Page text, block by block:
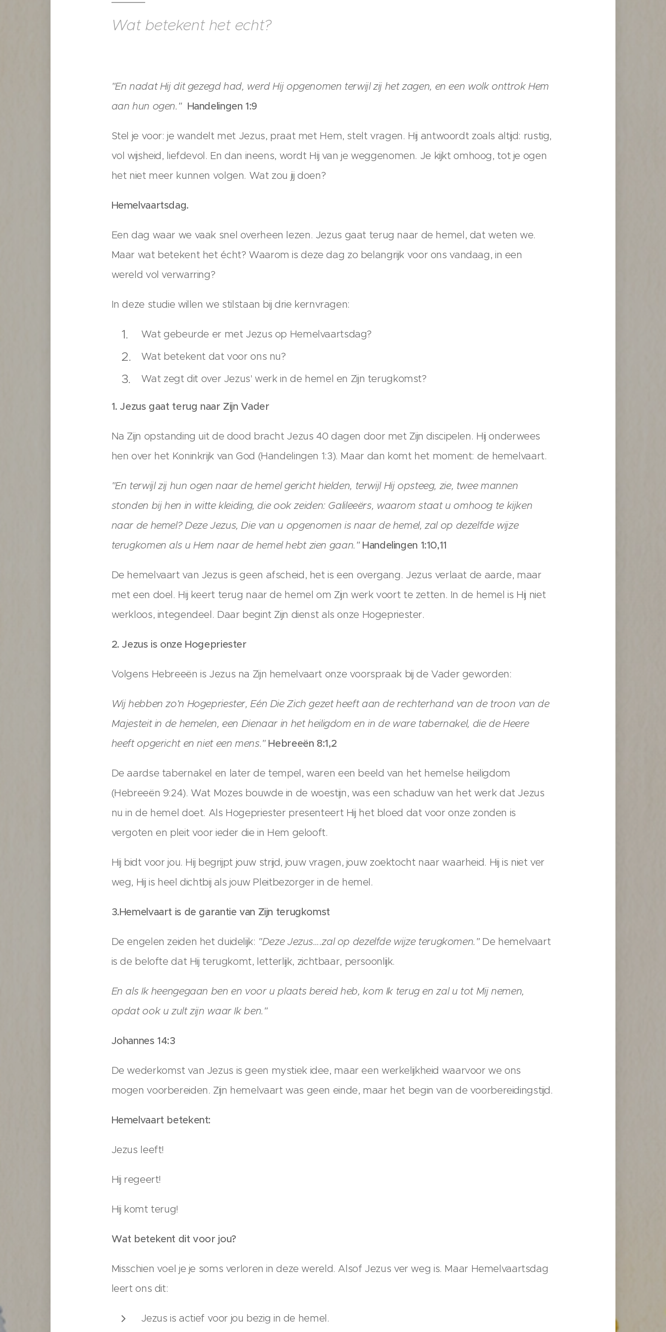
Wat betekent het echt?
"En nadat Hij dit gezegd had, werd Hij opgenomen terwijl zij het zagen, en een wolk onttrok Hem
aan hun ogen." Handelingen 1:9
Stel je voor: je wandelt met Jezus, praat met Hem, stelt vragen. Hij antwoordt zoals altijd: rustig,
vol wijsheid, liefdevol. En dan ineens, wordt Hij van je weggenomen. Je kijkt omhoog, tot je ogen
het niet meer kunnen volgen. Wat zou jij doen?
Hemelvaartsdag.
Een dag waar we vaak snel overheen lezen. Jezus gaat terug naar de hemel, dat weten we.
Maar wat betekent het écht? Waarom is deze dag zo belangrijk voor ons vandaag, in een
wereld vol verwarring?
In deze studie willen we stilstaan bij drie kernvragen:
Wat gebeurde er met Jezus op Hemelvaartsdag?
Wat betekent dat voor ons nu?
Wat zegt dit over Jezus' werk in de hemel en Zijn terugkomst?
1. Jezus gaat terug naar Zijn Vader
Na Zijn opstanding uit de dood bracht Jezus 40 dagen door met Zijn discipelen. Hij onderwees
hen over het Koninkrijk van God (Handelingen 1:3). Maar dan komt het moment: de hemelvaart.
"En terwijl zij hun ogen naar de hemel gericht hielden, terwijl Hij opsteeg, zie, twee mannen
stonden bij hen in witte kleiding, die ook zeiden: Galileeërs, waarom staat u omhoog te kijken
naar de hemel? Deze Jezus, Die van u opgenomen is naar de hemel, zal op dezelfde wijze
terugkomen als u Hem naar de hemel hebt zien gaan." Handelingen 1:10,11
De hemelvaart van Jezus is geen afscheid, het is een overgang. Jezus verlaat de aarde, maar
met een doel. Hij keert terug naar de hemel om Zijn werk voort te zetten. In de hemel is Hij niet
werkloos, integendeel. Daar begint Zijn dienst als onze Hogepriester.
2. Jezus is onze Hogepriester
Volgens Hebreeën is Jezus na Zijn hemelvaart onze voorspraak bij de Vader geworden:
Wij hebben zo'n Hogepriester, Eén Die Zich gezet heeft aan de rechterhand van de troon van de
Majesteit in de hemelen, een Dienaar in het heiligdom en in de ware tabernakel, die de Heere
heeft opgericht en niet een mens." Hebreeën 8:1,2
De aardse tabernakel en later de tempel, waren een beeld van het hemelse heiligdom
(Hebreeën 9:24). Wat Mozes bouwde in de woestijn, was een schaduw van het werk dat Jezus
nu in de hemel doet. Als Hogepriester presenteert Hij het bloed dat voor onze zonden is
vergoten en pleit voor ieder die in Hem gelooft.
Hij bidt voor jou. Hij begrijpt jouw strijd, jouw vragen, jouw zoektocht naar waarheid. Hij is niet ver
weg, Hij is heel dichtbij als jouw Pleitbezorger in de hemel.
3.Hemelvaart is de garantie van Zijn terugkomst
De engelen zeiden het duidelijk: "Deze Jezus….zal op dezelfde wijze terugkomen." De hemelvaart
is de belofte dat Hij terugkomt, letterlijk, zichtbaar, persoonlijk.
En als Ik heengegaan ben en voor u plaats bereid heb, kom Ik terug en zal u tot Mij nemen,
opdat ook u zult zijn waar Ik ben."
Johannes 14:3
De wederkomst van Jezus is geen mystiek idee, maar een werkelijkheid waarvoor we ons
mogen voorbereiden. Zijn hemelvaart was geen einde, maar het begin van de voorbereidingstijd.
Hemelvaart betekent:
Jezus leeft!
Hij regeert!
Hij komt terug!
Wat betekent dit voor jou?
Misschien voel je je soms verloren in deze wereld. Alsof Jezus ver weg is. Maar Hemelvaartsdag
leert ons dit:
Jezus is actief voor jou bezig in de hemel.